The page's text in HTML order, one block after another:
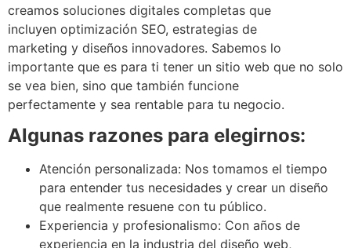
creamos soluciones digitales completas que
incluyen optimización SEO, estrategias de
marketing y diseños innovadores. Sabemos lo
importante que es para ti tener un sitio web que no solo
se vea bien, sino que también funcione
perfectamente y sea rentable para tu negocio.
Algunas razones para elegirnos:
Atención personalizada: Nos tomamos el tiempo
para entender tus necesidades y crear un diseño
que realmente resuene con tu público.
Experiencia y profesionalismo: Con años de
experiencia en la industria del diseño web,